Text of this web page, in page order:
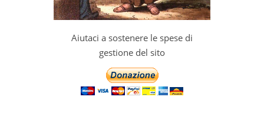
Aiutaci a sostenere le spese di
gestione del sito